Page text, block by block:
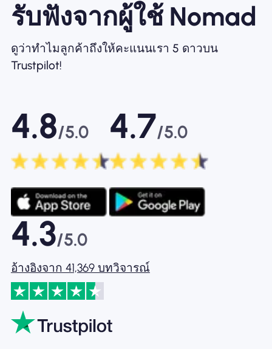
รับฟังจากผู้ใช้ Nomad
ดูว่าทำไมลูกค้าถึงให้คะแนนเรา 5 ดาวบน
Trustpilot!
4.8/5.0 4.7/5.0
4.3/5.0
อ้างอิงจาก 41,369 บทวิจารณ์